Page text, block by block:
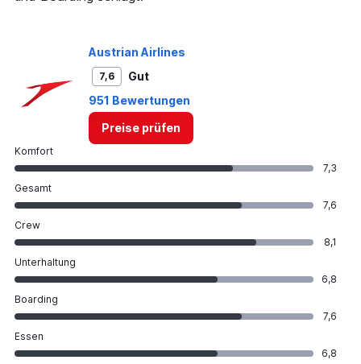
Austrian Airlines
7,6
Gut
951 Bewertungen
Preise prüfen
Komfort
7,3
Gesamt
7,6
Crew
8,1
Unterhaltung
6,8
Boarding
7,6
Essen
6,8